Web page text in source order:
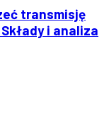
transmisję
i analiza